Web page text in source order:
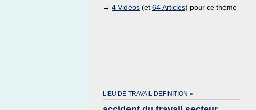
→ 4 Vidéos (et 64 Articles) pour ce thème
LIEU DE TRAVAIL DEFINITION »